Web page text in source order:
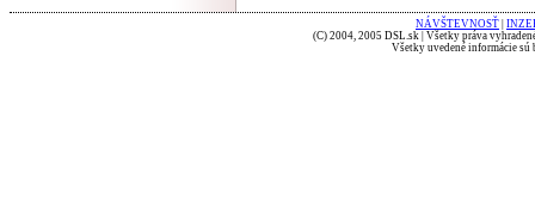
NÁVŠTEVNOSŤ
(C) 2004, 2005 DSL.sk | Všetky práva
Všetky uvedené informácie sú